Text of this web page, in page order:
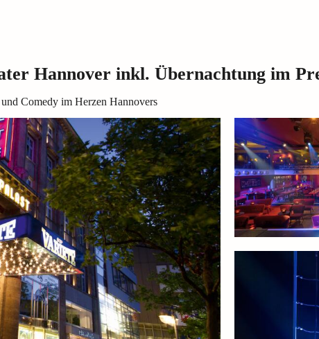
Hannover inkl. Übernachtung im
Comedy im Herzen Hannovers